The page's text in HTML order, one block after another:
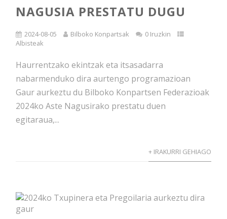
NAGUSIA PRESTATU DUGU
2024-08-05 Bilboko Konpartsak
0 Iruzkin
Albisteak
Haurrentzako ekintzak eta itsasadarra
nabarmenduko dira aurtengo programazioan
Gaur aurkeztu du Bilboko Konpartsen Federazioak
2024ko Aste Nagusirako prestatu duen
egitaraua,...
+ IRAKURRI GEHIAGO